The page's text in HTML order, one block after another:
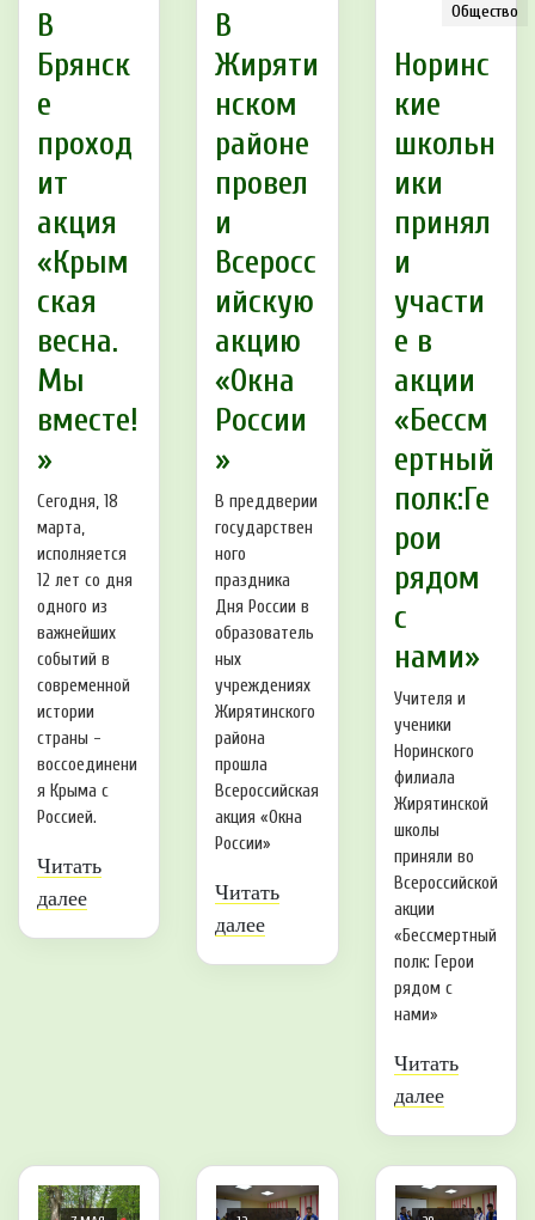
В
Брянск
е
проход
ит
акция
«Крым
ская
весна.
Мы
вместе!
»
Сегодня, 18
марта,
исполняется
12 лет со дня
одного из
важнейших
событий в
современной
истории
страны -
воссоединени
я Крыма с
Россией.
Читать
далее
В
Жиряти
нском
районе
провел
и
Всеросс
ийскую
акцию
«Окна
России
»
В преддверии
государствен
ного
праздника
Дня России в
образователь
ных
учреждениях
Жирятинского
района
прошла
Всероссийская
акция «Окна
России»
Читать
далее
Общество
Норинс
кие
школьн
ики
принял
и
участи
е в
акции
«Бессм
ертный
полк:Ге
рои
рядом
с
нами»
Учителя и
ученики
Норинского
филиала
Жирятинской
школы
приняли во
Всероссийской
акции
«Бессмертный
полк: Герои
рядом с
нами»
Читать
далее